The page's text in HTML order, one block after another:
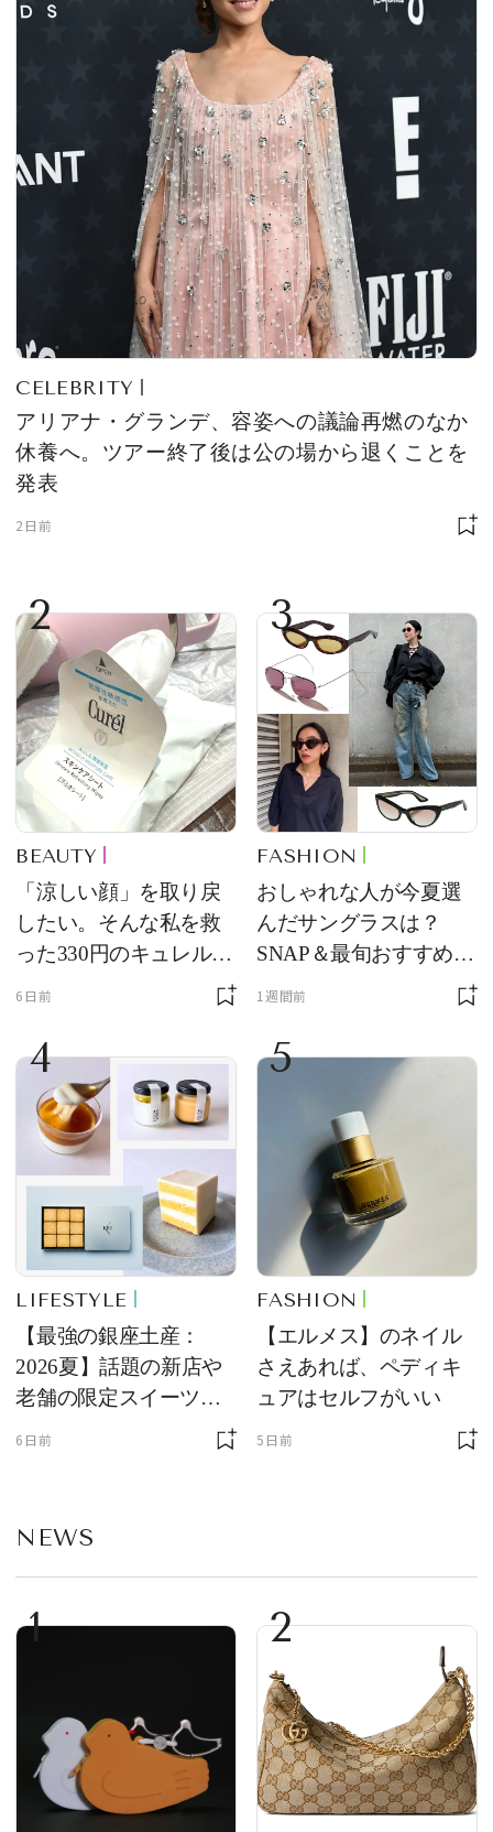
CELEBRITY
アリアナ・グランデ、容姿への議論再燃のなか
休養へ。ツアー終了後は公の場から退くことを
発表
2日前
2
BEAUTY
「涼しい顔」を取り戻
したい。そんな私を救
った330円のキュレル名
6日前
3
FASHION
おしゃれな人が今夏選
んだサングラスは？
SNAP＆最旬おすすめサ
1週間前
4
LIFESTYLE
【最強の銀座土産：
2026夏】話題の新店や
老舗の限定スイーツを
ゲット【＃SPURおやつ
6日前
5
FASHION
【エルメス】のネイル
さえあれば、ペディキ
ュアはセルフがいい
5日前
NEWS
1 2